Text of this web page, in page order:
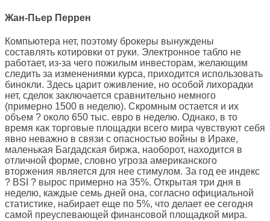
Жан-Пьер Перрен
Компьютера нет, поэтому брокеры вынуждены
составлять котировки от руки. Электронное табло не
работает, из-за чего пожилым инвесторам, желающим
следить за изменениями курса, приходится использовать
бинокли. Здесь царит оживление, но особой лихорадки
нет, сделок заключается сравнительно немного
(примерно 1500 в неделю). Скромным остается и их
объем ? около 650 тыс. евро в неделю. Однако, в то
время как торговые площадки всего мира чувствуют себя
явно неважно в связи с опасностью войны в Ираке,
маленькая Багдадская биржа, наоборот, находится в
отличной форме, словно угроза американского
вторжения является для нее стимулом. За год ее индекс
? BSI ? вырос примерно на 35%. Открытая три дня в
неделю, каждые семь дней она, согласно официальной
статистике, набирает еще по 5%, что делает ее сегодня
самой преуспевающей финансовой площадкой мира.